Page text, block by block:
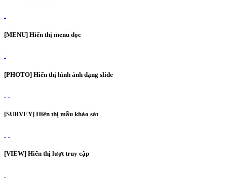
[MENU] Hiển thị menu dọc
[PHOTO] Hiển thị hình ảnh dạng slide
[SURVEY] Hiển thị mẫu khảo sát
[VIEW] Hiển thị lượt truy cập